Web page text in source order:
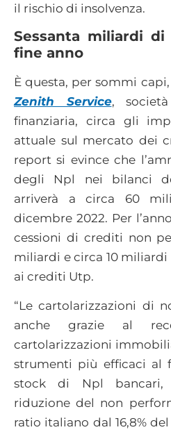
il rischio di insolvenza.
Sessanta miliardi
fine anno
È questa, per sommi
Zenith Service, società
finanziaria, circa gli
attuale sul mercato dei
report si evince che
degli Npl nei bilanci
arriverà a circa 60
dicembre 2022. Per
cessioni di crediti non
miliardi e circa 10
ai crediti Utp.
“Le cartolarizzazioni di
anche grazie al
cartolarizzazioni
strumenti più efficaci al
stock di Npl bancari,
riduzione del non
ratio italiano dal 16,8% del